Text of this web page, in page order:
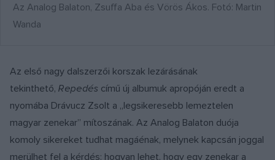
Az Analog Balaton, Zsuffa Aba és Vörös Ákos. Fotó: Martin
Wanda
Az első nagy dalszerzői korszak lezárásának
tekinthető, Repedés című új albumuk apropóján eredt a
nyomába Drávucz Zsolt a „legsikeresebb lemeztelen
magyar zenekar” mítoszának. Az Analog Balaton duója
komoly sikereket tudhat magáénak, melynek kapcsán joggal
merülhet fel a kérdés: hogyan lehet, hogy egy zenekar a